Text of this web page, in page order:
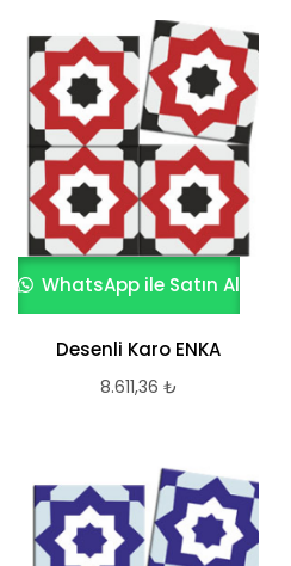
WhatsApp ile Satın Al
Desenli Karo ENKA
8.611,36 ₺